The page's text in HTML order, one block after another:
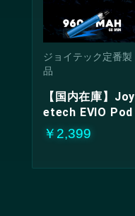
ジョイテック定番製
品
【国内在庫】Joy
etech EVIO Pod
￥2,399